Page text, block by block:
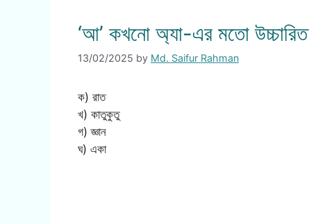
‘আ’ কখনো অ্যা-এর মতো
13/02/2025 by Md. Saifur Rahman
ক) রাত
খ) কাতুকুতু
গ) জ্ঞান
ঘ) একা